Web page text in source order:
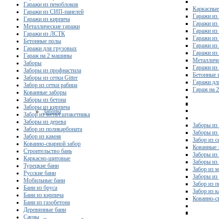
Гаражи из
Гаражи из
Гаражи из
Гаражи из
Гаражи
Гаражи из
Гаражи
Бетонные
Гаражи
Гараж на
Заборы
Заборы из
Заборы из
Забор из
Кованные
Заборы из
Заборы из
Забор из
Заборы из
Забор из
Забор из
Кованно-
Гаражи из пеноблоков
Гаражи из СИП-панелей
Гаражи из кирпича
Металлические гаражи
Гаражи из ЛСТК
Бетонные полы
Гаражи для грузовых
Гараж на 2 машины
Заборы
Заборы из профнастила
Заборы из сетки Gitter
Забор из сетки рабица
Кованные заборы
Заборы из бетона
Заборы из кирпича
Забор из метал.штакетника
Заборы из дерева
Забор из поликарбоната
Забор из камня
Кованно-сварной забор
Строительство бань
Каркасно-щитовые
Турецкие бани
Русские бани
Мобильные бани
Бани из бруса
Бани из кирпича
Бани из газобетона
Деревянные бани
Сауны